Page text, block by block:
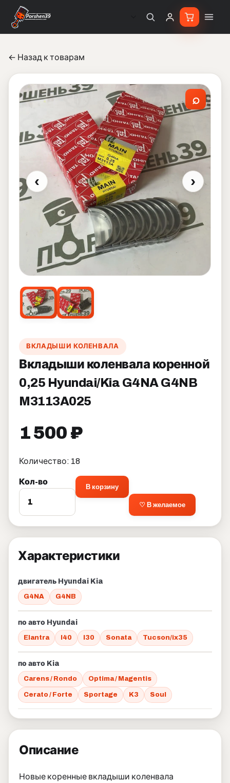
← Назад к товарам
‹
⌕
›
ВКЛАДЫШИ КОЛЕНВАЛА
Вкладыши коленвала коренной
0,25 Hyundai/Kia G4NA G4NB
M3113A025
1 500 ₽
Количество: 18
Кол-во
В корзину
♡ В желаемое
Характеристики
двигатель Hyundai Kia
G4NA G4NB
по авто Hyundai
Elantra I40 I30 Sonata Tucson/ix35
по авто Kia
Carens / Rondo Optima / Magentis
Cerato / Forte Sportage K3 Soul
Описание
Новые коренные вкладыши коленвала